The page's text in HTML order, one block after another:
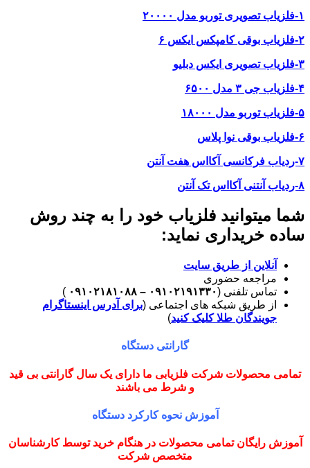
۱-فلزیاب تصویری توربو مدل ۲۰۰۰۰
۲-فلزیاب بوقی کامپکس ایکس ۶
۳-فلزیاب تصویری ایکس دبلیو
۴-فلزیاب جی ۳ مدل ۶۵۰۰
۵-فلزیاب توربو مدل ۱۸۰۰۰
۶-فلزیاب بوقی نوا پلاس
۷-ردیاب فرکانسی آکااس هفت آنتن
۸-ردیاب آنتنی آکااس تک آنتن
شما میتوانید فلزیاب خود را به چند روش
ساده خریداری نماید:
آنلاین از طریق سایت
مراجعه حضوری
تماس تلفنی (۰۹۱۰۲۱۹۱۳۳۰ – ۰۹۱۰۲۱۸۱۰۸۸
)
از طریق شبکه های اجتماعی (برای آدرس اینستاگرام
جویندگان طلا کلیک کنید)
گارانتی دستگاه
تمامی محصولات شرکت فلزیابی ما دارای یک سال گارانتی بی قید
و شرط می باشند
آموزش نحوه کارکرد دستگاه
آموزش رایگان تمامی محصولات در هنگام خرید توسط کارشناسان
متخصص شرکت